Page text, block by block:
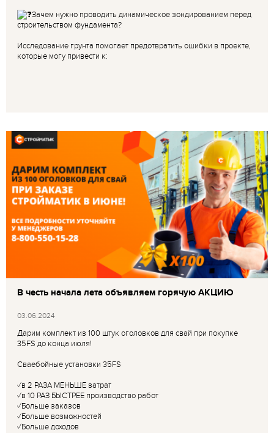
Зачем нужно проводить динамическое зондированием перед
строительством фундамента?
Исследование грунта помогает предотвратить ошибки в проекте,
которые могу привести к:
В честь начала лета объявляем горячую АКЦИЮ
03.06.2024
Дарим комплект из 100 штук оголовков для свай при покупке
35FS до конца июля!
Сваебойные установки 35FS
✓в 2 РАЗА МЕНЬШЕ затрат
✓в 10 РАЗ БЫСТРЕЕ производство работ
✓Больше заказов
✓Больше возможностей
✓Больше доходов